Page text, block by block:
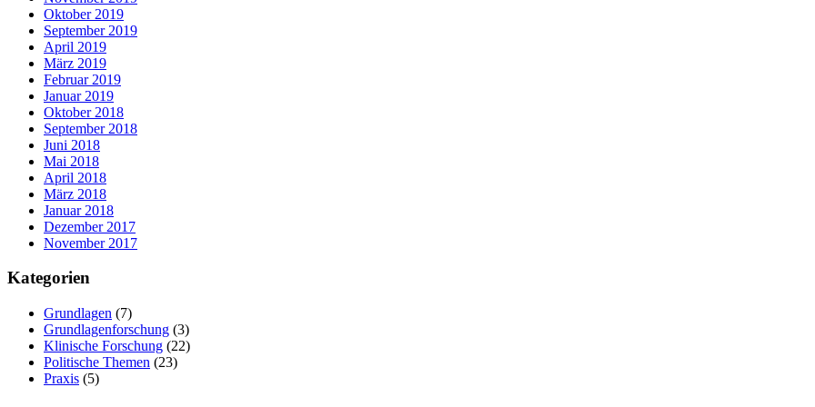
Oktober 2019
September 2019
April 2019
März 2019
Februar 2019
Januar 2019
Oktober 2018
September 2018
Juni 2018
Mai 2018
April 2018
März 2018
Januar 2018
Dezember 2017
November 2017
Kategorien
Grundlagen (7)
Grundlagenforschung (3)
Klinische Forschung (22)
Politische Themen (23)
Praxis (5)